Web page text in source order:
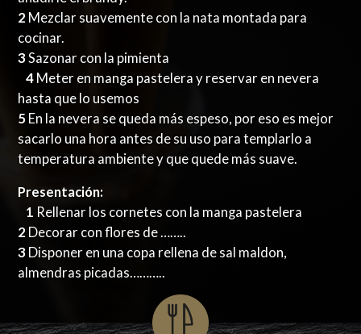
2 Mezclar suavemente con la nata montada para
cocinar.
3 Sazonar con la pimienta
4 Meter en manga pastelera y reservar en nevera
hasta que lo usemos
5 En la nevera se queda más espeso, por eso es mejor
sacarlo una hora antes de su uso para templarlo a
temperatura ambiente y que quede más suave.
Presentación:
1 Rellenar los cornetes con la manga pastelera
2 Decorar con flores de ……..
3 Disponer en una copa rellena de sal maldon,
almendras picadas………..